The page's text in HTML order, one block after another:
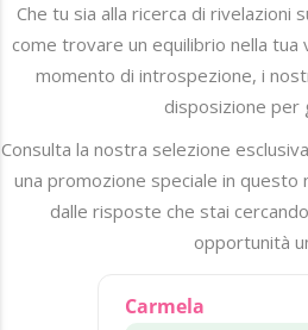
Che tu sia alla ricerca di rivelazioni
come trovare un equilibrio nella tua
momento di introspezione, i
disposizione per
Consulta la nostra selezione
una promozione speciale in questo
dalle risposte che stai
opportunità
Carmela